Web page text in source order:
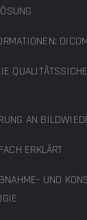
AN
ERKLÄRT
UND